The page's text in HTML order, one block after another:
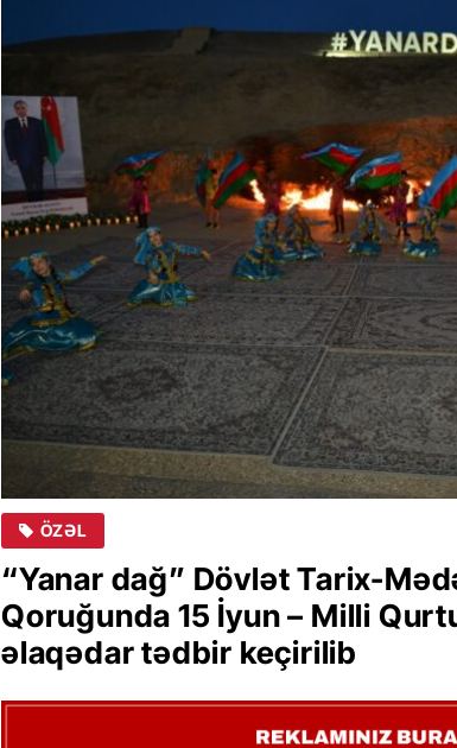
ÖZƏL
“Yanar dağ” Dövlət Tarix-
Qoruğunda 15 İyun – Milli
əlaqədar tədbir keçirilib